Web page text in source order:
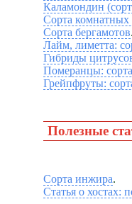
Каламондин
Сорта комнатных
Сорта бергамотов.
Лайм, лиметта:
Гибриды
Померанцы:
Грейпфруты:
Полезные
Сорта инжира.
Статья о хостах: